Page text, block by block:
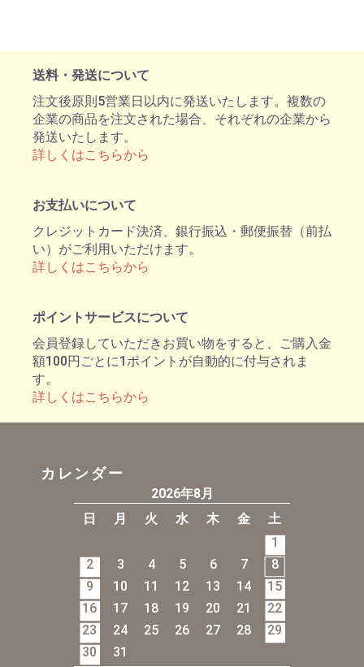
送料・発送について
注文後原則5営業日以内に発送いたします。複数の
企業の商品を注文された場合、それぞれの企業から
発送いたします。
詳しくはこちらから
お支払いについて
クレジットカード決済、銀行振込・郵便振替（前払
い）がご利用いただけます。
詳しくはこちらから
ポイントサービスについて
会員登録していただきお買い物をすると、ご購入金
額100円ごとに1ポイントが自動的に付与されま
す。
詳しくはこちらから
カレンダー
2026年8月
日
月 火 水 木 金
土
1
2
3 4 5 6 7
8
9
10 11 12 13 14
15
16
17 18 19 20 21
22
23
24 25 26 27 28
29
30
31